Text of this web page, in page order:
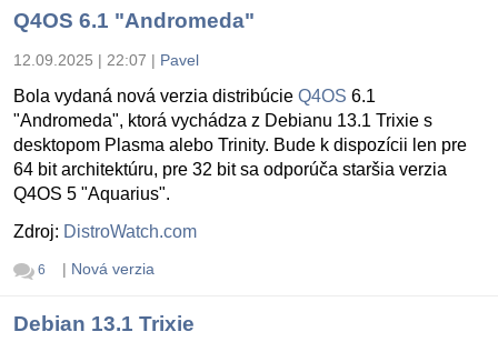
Q4OS 6.1 "Andromeda"
12.09.2025 | 22:07 | Pavel
Bola vydaná nová verzia distribúcie Q4OS 6.1
"Andromeda", ktorá vychádza z Debianu 13.1 Trixie s
desktopom Plasma alebo Trinity. Bude k dispozícii len pre
64 bit architektúru, pre 32 bit sa odporúča staršia verzia
Q4OS 5 "Aquarius".
Zdroj: DistroWatch.com
6 | Nová verzia
Debian 13.1 Trixie